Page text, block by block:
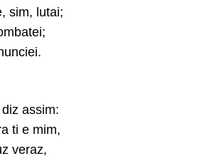
sim, lutai;
assim:
ti e mim,
veraz,